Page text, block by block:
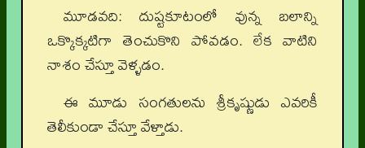
మూడవది: దుష్టకూటంలో వున్న బలాన్ని
ఒక్కొక్కటిగా తెంచుకొని పోవడం. లేక వాటిని
నాశం చేస్తూ వెళ్ళడం.
ఈ మూడు సంగతులను శ్రీకృష్ణుడు ఎవరికీ
తెలీకుండా చేస్తూ వేళ్తాడు.